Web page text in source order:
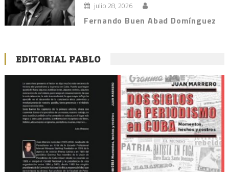
julio 28, 2026
Fernando Buen Abad Domínguez
EDITORIAL PABLO